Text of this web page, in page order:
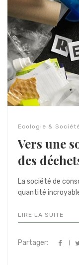
Ecologie &
Vers une
des
La société de
quantité
LIRE LA SUITE
Partager: